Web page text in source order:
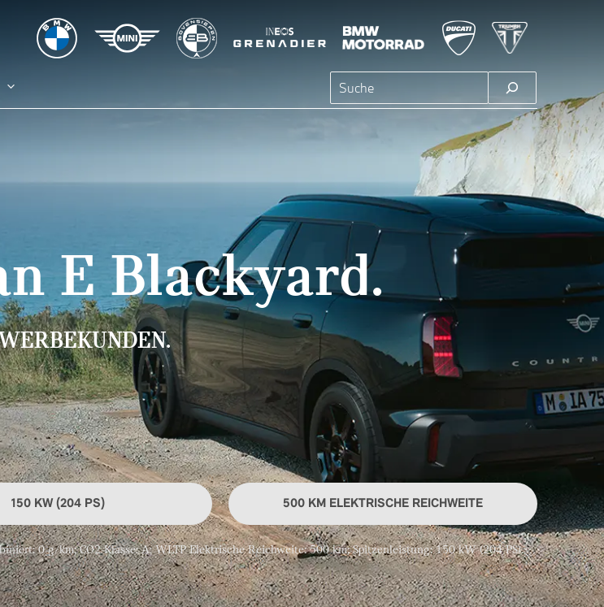
Suchen
E Blackyard.
0 g/km; CO2-Klasse: A; WLTP Elektrische Reichweite: 500 km; Spitzenleistung: 150 kW (204 PS).
150 KW (204 PS) 500 KM ELEKTRISCHE REICHWEITE